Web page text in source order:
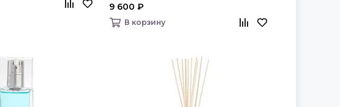
9 600 ₽
В корзину